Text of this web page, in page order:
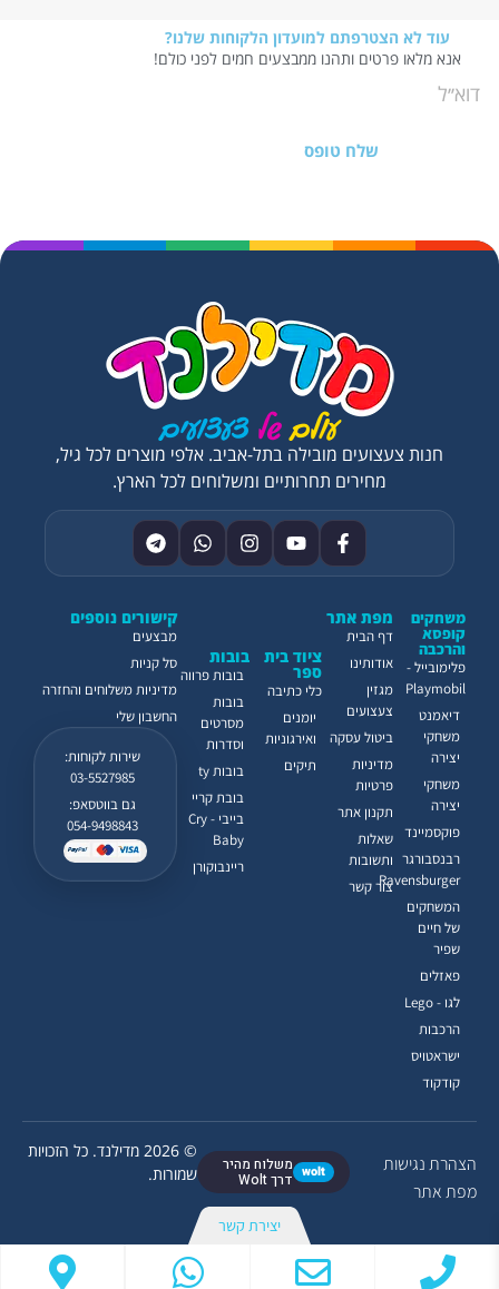
עוד לא הצטרפתם למועדון הלקוחות שלנו?
אנא מלאו פרטים ותהנו ממבצעים חמים לפני כולם!
שלח טופס
הצהרת נגישות
מפת אתר
wolt משלוח מהיר
דרך Wolt
© 2026 מדילנד. כל הזכויות
שמורות.
קישורים נוספים
מבצעים
סל קניות
מדיניות משלוחים והחזרה
החשבון שלי
שירות לקוחות:
03-5527985
גם בווטסאפ:
054-9498843
ציוד בית
ספר
כלי כתיבה
יומנים
ואירגוניות
תיקים
בובות
בובות פרווה
בובות
מסרטים
וסדרות
בובות ty
בובת קריי
בייבי - Cry
Baby
ריינבוקורן
משחקים
קופסא
והרכבה
פלימובייל -
Playmobil
דיאמנט
משחקי
יצירה
משחקי
יצירה
פוקסמיינד
רבנסבורגר
Ravensburger
המשחקים
של חיים
שפיר
פאזלים
לגו - Lego
הרכבות
ישראטויס
קודקוד
מפת אתר
דף הבית
אודותינו
מגזין
צעצועים
ביטול עסקה
מדיניות
פרטיות
תקנון אתר
שאלות
ותשובות
צור קשר
חנות צעצועים מובילה בתל-אביב. אלפי מוצרים לכל גיל,
מחירים תחרותיים ומשלוחים לכל הארץ.
יצירת קשר